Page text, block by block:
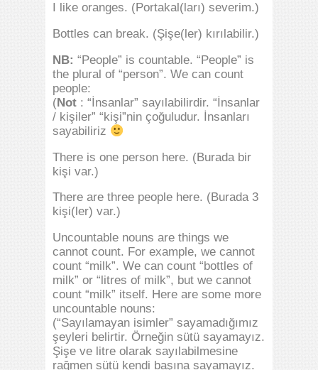
I like oranges. (Portakal(ları) severim.)
Bottles can break. (Şişe(ler) kırılabilir.)
NB: “People” is countable. “People” is
the plural of “person”. We can count
people:
(Not : “İnsanlar” sayılabilirdir. “İnsanlar
/ kişiler” “kişi”nin çoğuludur. İnsanları
sayabiliriz
There is one person here. (Burada bir
kişi var.)
There are three people here. (Burada 3
kişi(ler) var.)
Uncountable nouns are things we
cannot count. For example, we cannot
count “milk”. We can count “bottles of
milk” or “litres of milk”, but we cannot
count “milk” itself. Here are some more
uncountable nouns:
(“Sayılamayan isimler” sayamadığımız
şeyleri belirtir. Örneğin sütü sayamayız.
Şişe ve litre olarak sayılabilmesine
rağmen sütü kendi başına sayamayız.